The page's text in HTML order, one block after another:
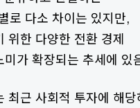
로 다소 차이는 있지만,
위한 다양한 전환 경제
가 확장되는 추세에 있
최근 사회적 투자에 해당